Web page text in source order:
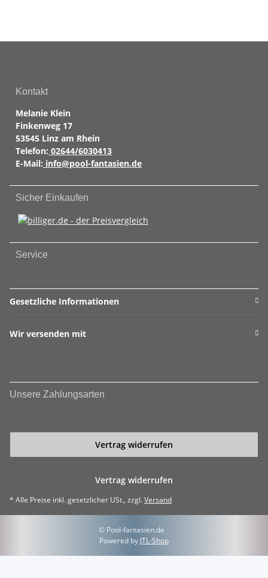
Kontakt
Melanie Klein
Finkenweg 17
53545 Linz am Rhein
Telefon: 02644/6030413
E-Mail: info@pool-fantasien.de
Sicher Einkaufen
Service
Gesetzliche Informationen
Wir versenden mit
Unsere Zahlungsarten
Vertrag widerrufen
Vertrag widerrufen
* Alle Preise inkl. gesetzlicher USt., zzgl.Versand
© Pool-fantasien.de
Powered by JTL-Shop